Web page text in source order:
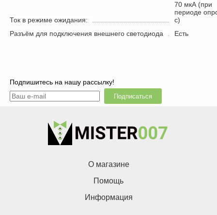
Ток в режиме ожидания:
70 мкА (при
периоде
с)
Разъём для подключения внешнего светодиода
Есть
Подпишитесь на нашу рассылку!
Подписаться
О магазине
Помощь
Информация